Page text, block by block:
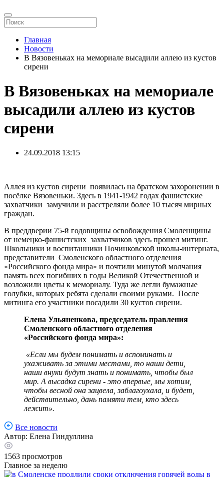
Главная
Новости
В Вязовеньках на мемориале высадили аллею из кустов
сирени
В Вязовеньках на мемориале
высадили аллею из кустов
сирени
24.09.2018 13:15
Аллея из кустов сирени появилась на братском захоронении в
посёлке Вязовеньки. Здесь в 1941-1942 годах фашистские
захватчики замучили и расстреляли более 10 тысяч мирных
граждан.
В преддверии 75-й годовщины освобождения Смоленщины
от немецко-фашистских захватчиков здесь прошел митинг.
Школьники и воспитанники Починковской школы-интерната,
представители Смоленского областного отделения
«Российского фонда мира» и почтили минутой молчания
память всех погибших в годы Великой Отечественной и
возложили цветы к мемориалу. Туда же легли бумажные
голубки, которых ребята сделали своими руками. После
митинга его участники посадили 30 кустов сирени.
Елена Ульяненкова, председатель правления
Смоленского областного отделения
«Российского фонда мира»:
«Если мы будем понимать и вспоминать и
ухаживать за этими местами, то наши дети,
наши внуки будут знать и понимать, чтобы был
мир. А высадка сирени - это впервые, мы хотим,
чтобы весной она зацвела, заблагоухала, и будет,
действительно, дань памяти тем, кто здесь
лежит».
Все новости
Автор: Елена Гиндуллина
1563 просмотров
Главное за неделю